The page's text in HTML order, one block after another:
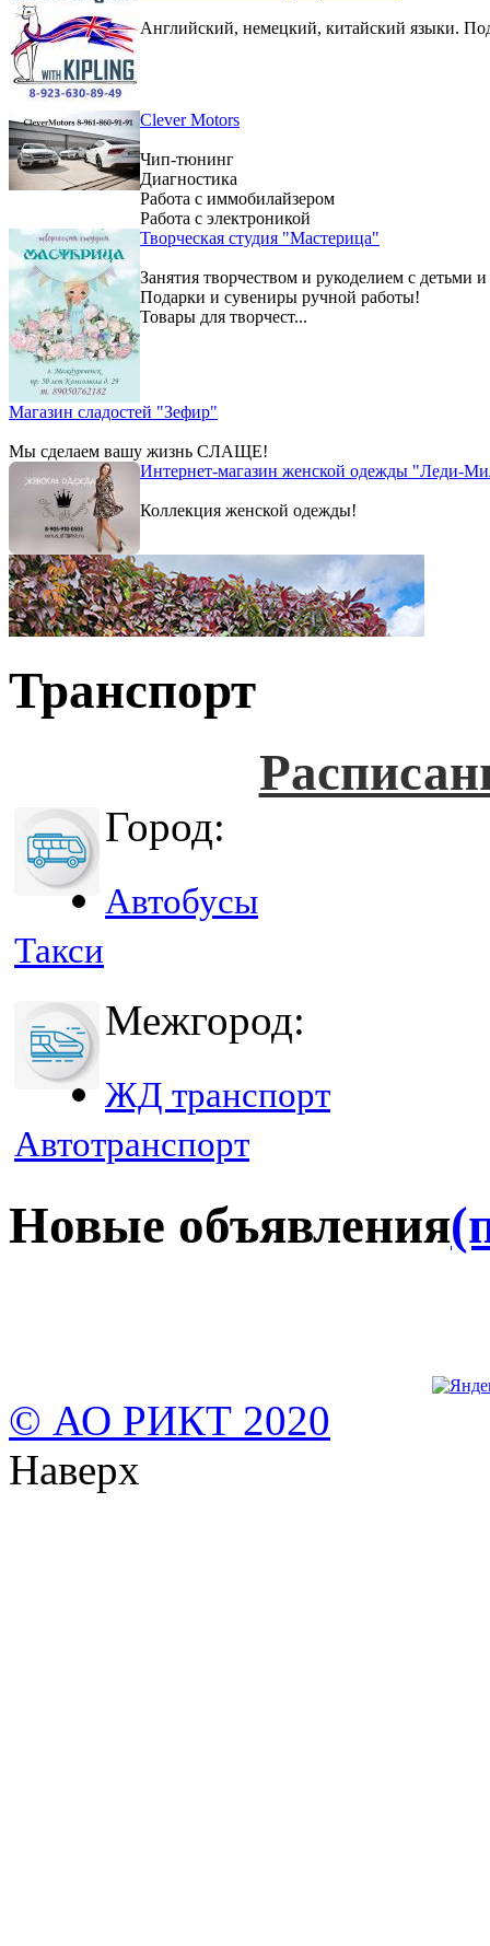
Английский, немецкий, китайский языки.
Clever Motors
Чип-тюнинг
Диагностика
Работа с иммобилайзером
Работа с электроникой
Творческая студия "Мастерица"
Занятия творчеством и рукоделием с детьми
Подарки и сувениры ручной работы!
Товары для творчест...
Магазин сладостей "Зефир"
Мы сделаем вашу жизнь СЛАЩЕ!
Интернет-магазин женской одежды "Леди-
Коллекция женской одежды!
Транспорт
Город:
Автобусы
Такси
Межгород:
ЖД транспорт
Автотранспорт
Новые объявления
© АО РИКТ 2020
Наверх